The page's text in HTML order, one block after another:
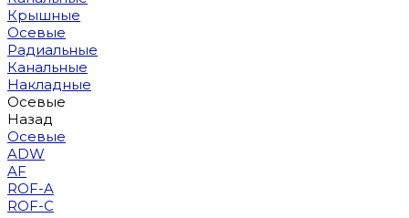
Крышные
Осевые
Радиальные
Канальные
Накладные
Осевые
Назад
Осевые
ADW
AF
ROF-A
ROF-C